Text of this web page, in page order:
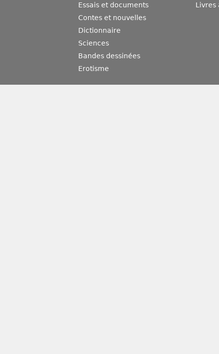
Essais et documents
Contes et nouvelles
Dictionnaire
Sciences
Bandes dessinées
Erotisme
Livres